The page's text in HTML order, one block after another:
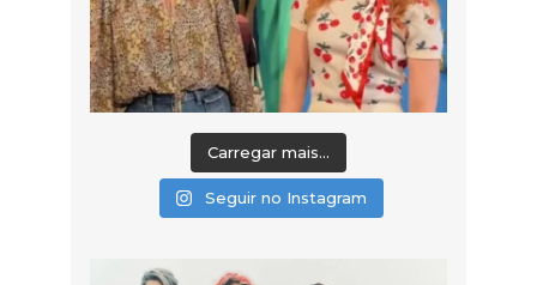
Carregar mais...
Seguir no Instagram